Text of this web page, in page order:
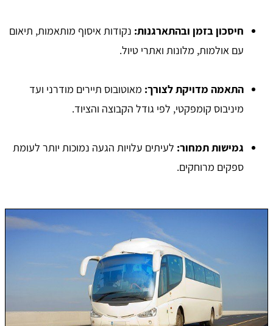
חיסכון בזמן ובהתארגנות: נקודות איסוף מותאמות, תיאום
עם אולמות, מלונות ואתרי טיול.
התאמה מדויקת לצורך: מאוטובוס תיירים מודרני ועד
מיניבוס קומפקטי, לפי גודל הקבוצה והציוד.
גמישות תמחור: לעיתים עלויות הגעה נמוכות יותר לעומת
ספקים מרוחקים.